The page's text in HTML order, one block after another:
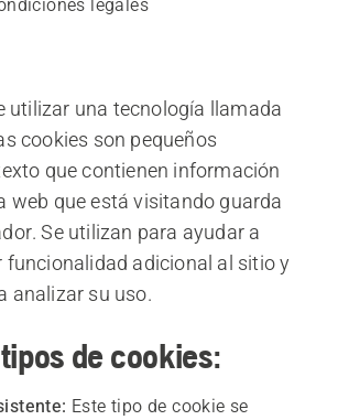
legales
utilizar una tecnología llamada
cookies son pequeños
que contienen información
web que está visitando guarda
Se utilizan para ayudar a
funcionalidad adicional al sitio y
analizar su uso.
de cookies:
Este tipo de cookie se